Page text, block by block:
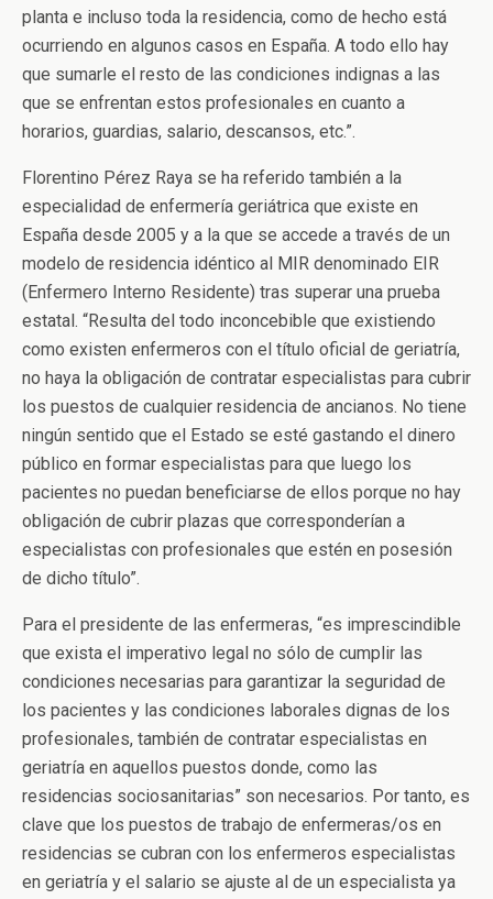
planta e incluso toda la residencia, como de hecho está
ocurriendo en algunos casos en España. A todo ello hay
que sumarle el resto de las condiciones indignas a las
que se enfrentan estos profesionales en cuanto a
horarios, guardias, salario, descansos, etc.”.
Florentino Pérez Raya se ha referido también a la
especialidad de enfermería geriátrica que existe en
España desde 2005 y a la que se accede a través de un
modelo de residencia idéntico al MIR denominado EIR
(Enfermero Interno Residente) tras superar una prueba
estatal. “Resulta del todo inconcebible que existiendo
como existen enfermeros con el título oficial de geriatría,
no haya la obligación de contratar especialistas para cubrir
los puestos de cualquier residencia de ancianos. No tiene
ningún sentido que el Estado se esté gastando el dinero
público en formar especialistas para que luego los
pacientes no puedan beneficiarse de ellos porque no hay
obligación de cubrir plazas que corresponderían a
especialistas con profesionales que estén en posesión
de dicho título”.
Para el presidente de las enfermeras, “es imprescindible
que exista el imperativo legal no sólo de cumplir las
condiciones necesarias para garantizar la seguridad de
los pacientes y las condiciones laborales dignas de los
profesionales, también de contratar especialistas en
geriatría en aquellos puestos donde, como las
residencias sociosanitarias” son necesarios. Por tanto, es
clave que los puestos de trabajo de enfermeras/os en
residencias se cubran con los enfermeros especialistas
en geriatría y el salario se ajuste al de un especialista ya